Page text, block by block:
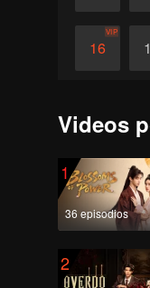
16
VIP
Videos
1
36 episodios
2